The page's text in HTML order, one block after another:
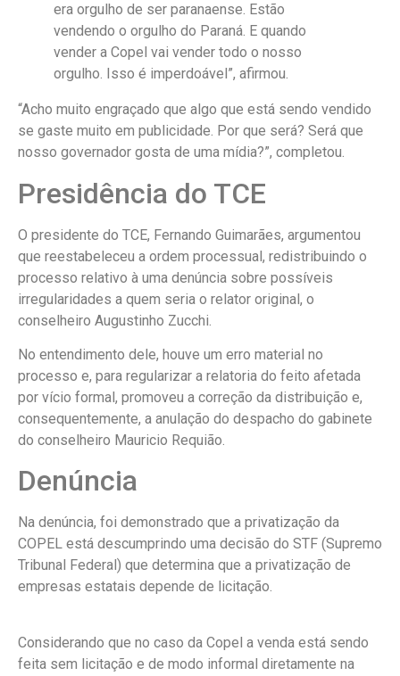
era orgulho de ser paranaense. Estão
vendendo o orgulho do Paraná. E quando
vender a Copel vai vender todo o nosso
orgulho. Isso é imperdoável”, afirmou.
“Acho muito engraçado que algo que está sendo vendido
se gaste muito em publicidade. Por que será? Será que
nosso governador gosta de uma mídia?”, completou.
Presidência do TCE
O presidente do TCE, Fernando Guimarães, argumentou
que reestabeleceu a ordem processual, redistribuindo o
processo relativo à uma denúncia sobre possíveis
irregularidades a quem seria o relator original, o
conselheiro Augustinho Zucchi.
No entendimento dele, houve um erro material no
processo e, para regularizar a relatoria do feito afetada
por vício formal, promoveu a correção da distribuição e,
consequentemente, a anulação do despacho do gabinete
do conselheiro Mauricio Requião.
Denúncia
Na denúncia, foi demonstrado que a privatização da
COPEL está descumprindo uma decisão do STF (Supremo
Tribunal Federal) que determina que a privatização de
empresas estatais depende de licitação.
Considerando que no caso da Copel a venda está sendo
feita sem licitação e de modo informal diretamente na